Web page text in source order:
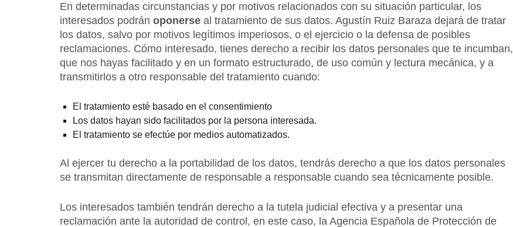
En determinadas circunstancias y por motivos relacionados con su situación particular, los
interesados podrán oponerse al tratamiento de sus datos. Agustín Ruiz Baraza dejará de tratar
los datos, salvo por motivos legítimos imperiosos, o el ejercicio o la defensa de posibles
reclamaciones. Cómo interesado, tienes derecho a recibir los datos personales que te incumban,
que nos hayas facilitado y en un formato estructurado, de uso común y lectura mecánica, y a
transmitirlos a otro responsable del tratamiento cuando:
El tratamiento esté basado en el consentimiento
Los datos hayan sido facilitados por la persona interesada.
El tratamiento se efectúe por medios automatizados.
Al ejercer tu derecho a la portabilidad de los datos, tendrás derecho a que los datos personales
se transmitan directamente de responsable a responsable cuando sea técnicamente posible.
Los interesados también tendrán derecho a la tutela judicial efectiva y a presentar una
reclamación ante la autoridad de control, en este caso, la Agencia Española de Protección de